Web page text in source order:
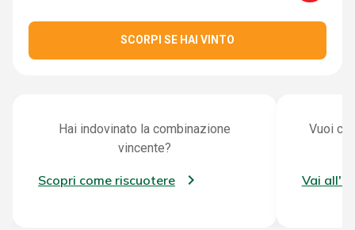
SCORPI SE HAI VINTO
Hai indovinato la combinazione
vincente?
Scopri come riscuotere
Vuoi
Vai